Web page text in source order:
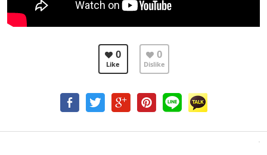
0
Like
0
Dislike